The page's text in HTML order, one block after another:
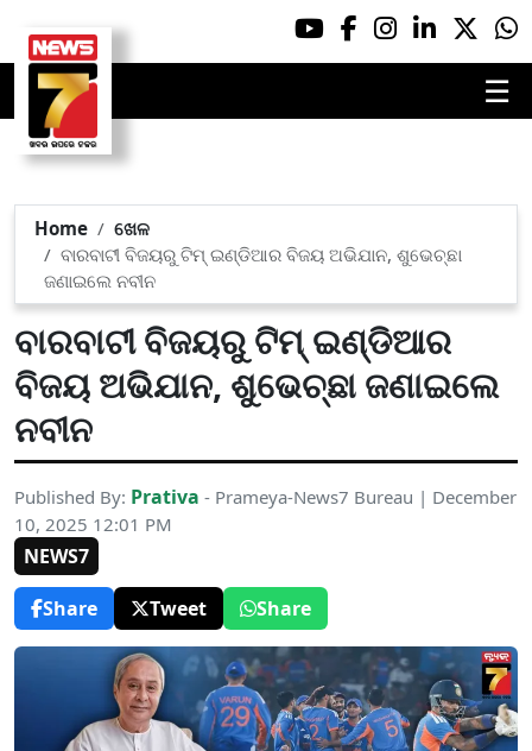
☰
Home
ଖେଳ
ବାରବାଟୀ ବିଜୟରୁ ଟିମ୍ ଇଣ୍ଡିଆର ବିଜୟ ଅଭିଯାନ, ଶୁଭେଚ୍ଛା
ଜଣାଇଲେ ନବୀନ
ବାରବାଟୀ ବିଜୟରୁ ଟିମ୍ ଇଣ୍ଡିଆର
ବିଜୟ ଅଭିଯାନ, ଶୁଭେଚ୍ଛା ଜଣାଇଲେ
ନବୀନ
Published By: Prativa - Prameya-News7 Bureau | December
10, 2025 12:01 PM
NEWS7
Share
Tweet Share